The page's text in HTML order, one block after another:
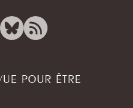
POUR ÊTRE